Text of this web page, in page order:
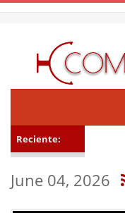
Reciente:
June 04, 2026